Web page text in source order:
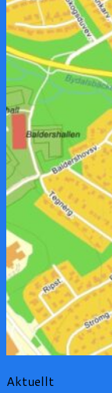
Aktuellt